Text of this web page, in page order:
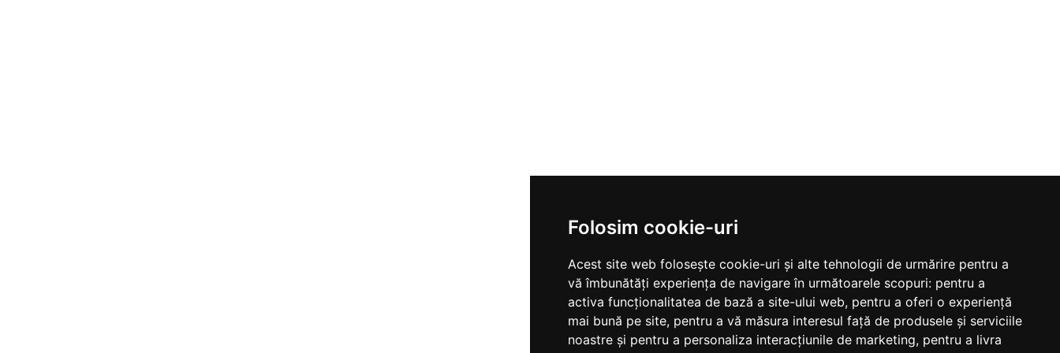
Folosim cookie-uri
Acest site web folosește cookie-uri și alte tehnologii de urmărire pentru a
vă îmbunătăți experiența de navigare în următoarele scopuri: pentru a
activa funcționalitatea de bază a site-ului web, pentru a oferi o experiență
mai bună pe site, pentru a vă măsura interesul față de produsele și serviciile
noastre și pentru a personaliza interacțiunile de marketing, pentru a livra